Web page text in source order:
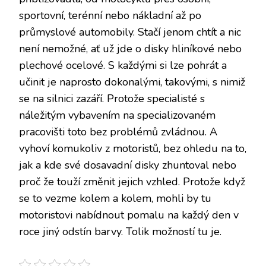
sportovní, terénní nebo nákladní až po
průmyslové automobily. Stačí jenom chtít a nic
není nemožné, ať už jde o disky hliníkové nebo
plechové ocelové. S každými si lze pohrát a
učinit je naprosto dokonalými, takovými, s nimiž
se na silnici zazáří. Protože specialisté s
náležitým vybavením na specializovaném
pracovišti toto bez problémů zvládnou. A
vyhoví komukoliv z motoristů, bez ohledu na to,
jak a kde své dosavadní disky zhuntoval nebo
proč že touží změnit jejich vzhled. Protože když
se to vezme kolem a kolem, mohli by tu
motoristovi nabídnout pomalu na každý den v
roce jiný odstín barvy. Tolik možností tu je.